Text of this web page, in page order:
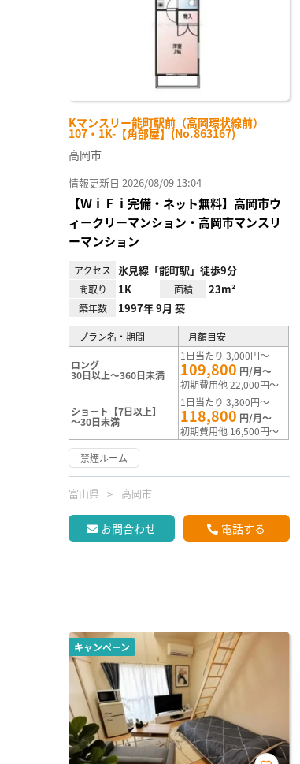
Kマンスリー能町駅前（高岡環状線前）
107・1K-【角部屋】(No.863167)
高岡市
情報更新日 2026/08/09 13:04
【ＷｉＦｉ完備・ネット無料】高岡市ウ
ィークリーマンション・高岡市マンスリ
ーマンション
アクセス 氷見線「能町駅」徒歩9分
間取り 1K 面積 23m²
築年数 1997年 9月 築
プラン名・期間 月額目安
ロング
30日以上～360日未満
1日当たり 3,000円～
109,800 円/月～
初期費用他 22,000円～
ショート【7日以上】
～30日未満
1日当たり 3,300円～
118,800 円/月～
初期費用他 16,500円～
禁煙ルーム
富山県 高岡市
お問合わせ 電話する
キャンペーン